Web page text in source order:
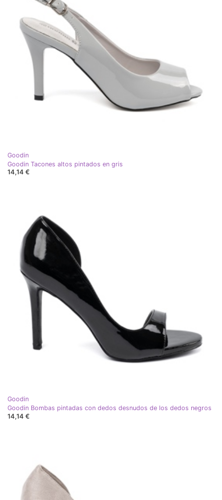
Goodin
Goodin Tacones altos pintados en gris
14,14 €
Goodin
Goodin Bombas pintadas con dedos desnudos de los dedos negros
14,14 €